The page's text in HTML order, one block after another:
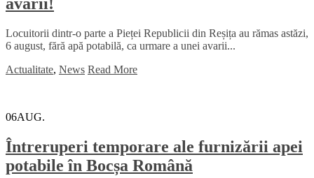
Locuitorii dintr-o parte a Pieței Republicii din Reșița au rămas astăzi,
6 august, fără apă potabilă, ca urmare a unei avarii...
Actualitate, News Read More
06AUG.
Întreruperi temporare ale furnizării apei
potabile în Bocșa Română